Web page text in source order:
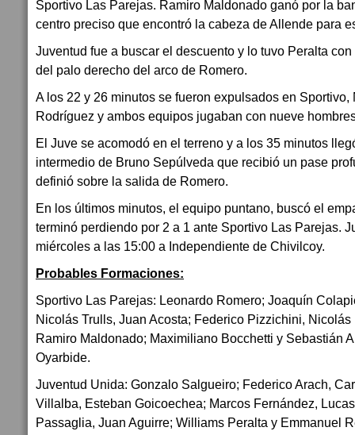
Sportivo Las Parejas. Ramiro Maldonado ganó por la
centro preciso que encontró la cabeza de Allende para
Juventud fue a buscar el descuento y lo tuvo Peralta
del palo derecho del arco de Romero.
A los 22 y 26 minutos se fueron expulsados en
Rodríguez y ambos equipos jugaban con nueve
El Juve se acomodó en el terreno y a los 35 minutos
intermedio de Bruno Sepúlveda que recibió un pase
definió sobre la salida de Romero.
En los últimos minutos, el equipo puntano, buscó el
terminó perdiendo por 2 a 1 ante Sportivo Las Parejas.
miércoles a las 15:00 a Independiente de Chivilcoy.
Probables Formaciones:
Sportivo Las Parejas: Leonardo Romero; Joaquín
Nicolás Trulls, Juan Acosta; Federico Pizzichini,
Ramiro Maldonado; Maximiliano Bocchetti y Sebastián
Oyarbide.
Juventud Unida: Gonzalo Salgueiro; Federico Arach,
Villalba, Esteban Goicoechea; Marcos Fernández,
Passaglia, Juan Aguirre; Williams Peralta y Emmanuel